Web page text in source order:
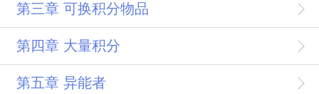
第三章 可换积分物品
第四章 大量积分
第五章 异能者